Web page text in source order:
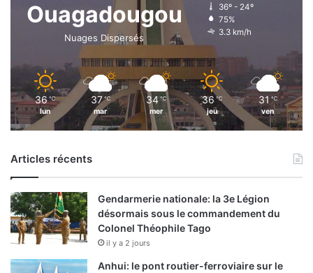
Ouagadougou
Nuages Dispersés
36º - 24º
75%
3.3 km/h
36 ℃
lun
37 ℃
mar
34 ℃
mer
36 ℃
jeu
31 ℃
ven
Articles récents
Gendarmerie nationale: la 3e Légion
désormais sous le commandement du
Colonel Théophile Tago
il y a 2 jours
Anhui: le pont routier-ferroviaire sur le